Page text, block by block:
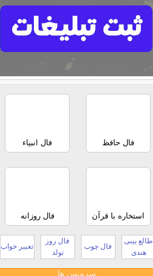
فال حافظ فال انبیاء
استخاره با قرآن فال روزانه
طالع بینی
هندی
فال چوب
فال روز
تولد
تعبیر خواب
سرویس ها